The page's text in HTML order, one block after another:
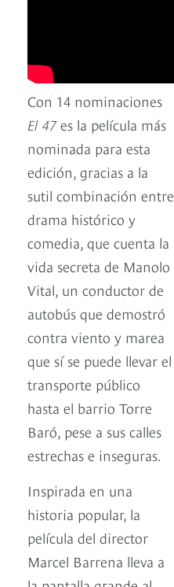
Con 14 nominaciones
El 47es la película más
nominada para esta
edición, gracias a la
sutil combinación entre
drama histórico y
comedia, que cuenta la
vida secreta de Manolo
Vital, un conductor de
autobús que demostró
contra viento y marea
que sí se puede llevar el
transporte público
hasta el barrio Torre
Baró, pese a sus calles
estrechas e inseguras.
Inspirada en una
historia popular, la
película del director
Marcel Barrena lleva a